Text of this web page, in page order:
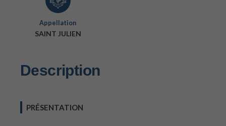
Appellation
SAINT JULIEN
Description
PRÉSENTATION